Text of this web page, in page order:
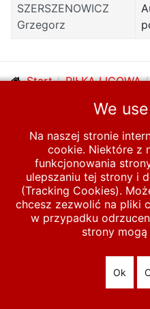
SZERSZENOWICZ
Grzegorz
Start PIŁKA LIGOWA
S
© 2026 polska-pilka.pl|
Reserved
We
Na naszej stronie
cookie. Niektóre z
funkcjonowania
ulepszaniu tej strony i
(Tracking Cookies).
chcesz zezwolić na pliki
w przypadku
strony
Ok